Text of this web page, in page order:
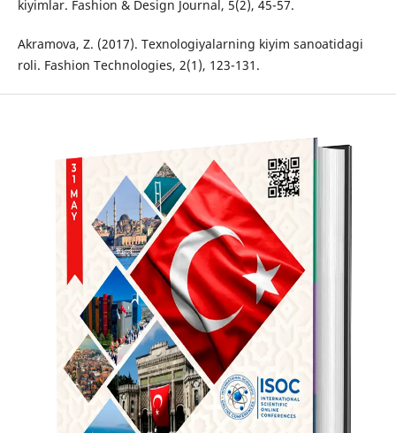
kiyimlar. Fashion & Design Journal, 5(2), 45-57.
Akramova, Z. (2017). Texnologiyalarning kiyim sanoatidagi
roli. Fashion Technologies, 2(1), 123-131.